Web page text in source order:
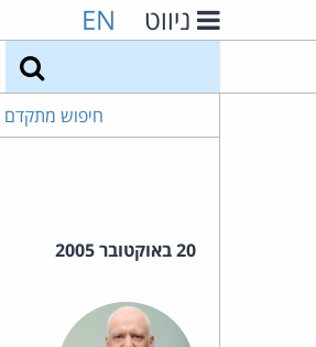
ניווט EN
חיפוש מתקדם
20 באוקטובר 2005